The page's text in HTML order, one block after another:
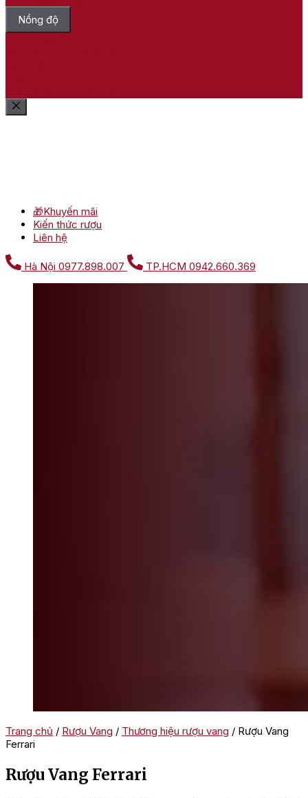
Nồng độ
🎁Khuyến mãi
Kiến thức rượu
Liên hệ
Hà Nội 0977.898.007 TP.HCM 0942.660.369
Trang chủ / Rượu Vang / Thương hiệu rượu vang / Rượu Vang
Ferrari
Rượu Vang Ferrari